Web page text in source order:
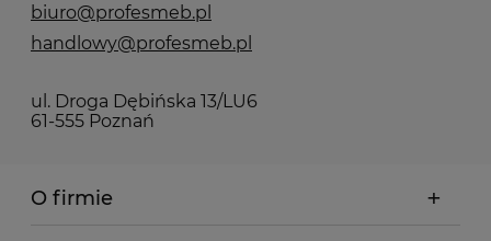
biuro@profesmeb.pl
handlowy@profesmeb.pl
ul. Droga Dębińska 13/LU6
61-555 Poznań
O firmie